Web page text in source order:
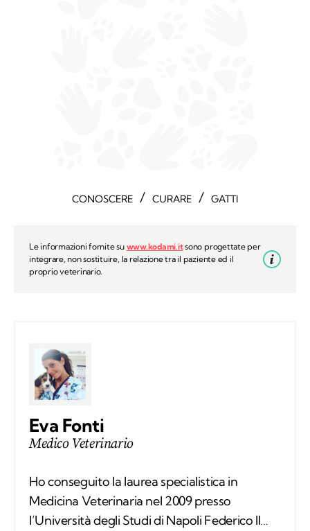
CONOSCERE / CURARE / GATTI
Le informazioni fornite su www.kodami.itsono progettate per
integrare, non sostituire, la relazione tra il paziente ed il
proprio veterinario.
Eva Fonti
Medico Veterinario
Ho conseguito la laurea specialistica in
Medicina Veterinaria nel 2009 presso
l’Università degli Studi di Napoli Federico II